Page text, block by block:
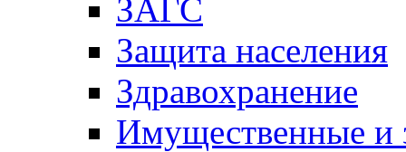
ЗАГС
Защита населения
Здравохранение
Имущественные и